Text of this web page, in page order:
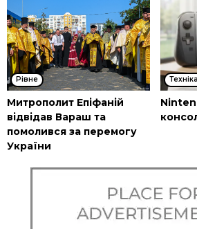
Рівне
Митрополит Епіфаній
відвідав Вараш та
помолився за перемогу
України